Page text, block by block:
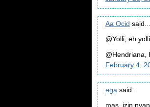
Aa Ocid said...
@Yolli, eh
@Hendriana,
February 4,
ega said...
mas, izin